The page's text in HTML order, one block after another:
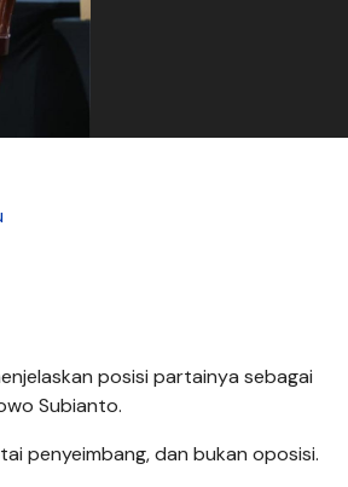
posisi partainya sebagai
Subianto.
penyeimbang, dan bukan oposisi.